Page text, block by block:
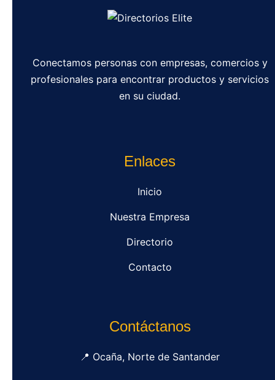
Conectamos personas con empresas, comercios y
profesionales para encontrar productos y servicios
en su ciudad.
Enlaces
Inicio
Nuestra Empresa
Directorio
Contacto
Contáctanos
📍 Ocaña, Norte de Santander